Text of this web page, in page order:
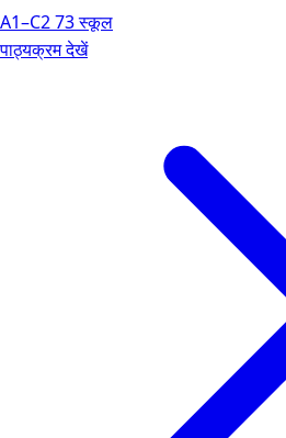
A1–C273 स्कूल
पाठ्यक्रम देखें